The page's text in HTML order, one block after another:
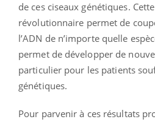
de ces ciseaux génétiques.
révolutionnaire permet de
l’ADN de n’importe quelle
permet de développer de
particulier pour les patients
génétiques.
Pour parvenir à ces résultats